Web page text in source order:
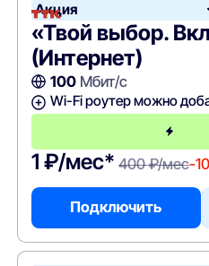
Акция
«Твой выбор.
(Интернет)
100Мбит/с
Wi-Fi роутер можно
1 ₽/мес* 400 ₽/мес-
Подключить